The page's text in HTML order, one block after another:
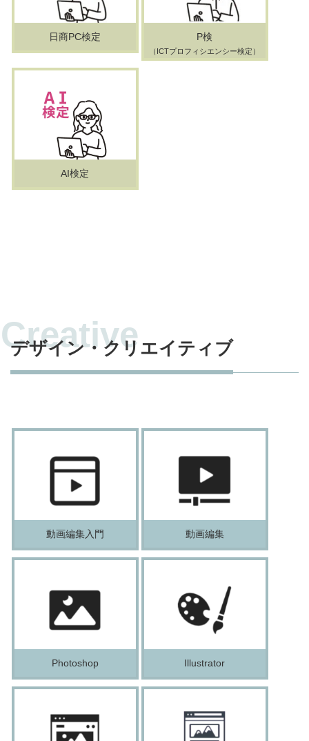
日商PC検定 P検
（ICTプロフィシエンシー検定）
AI検定
デザイン・クリエイティブ
動画編集入門 動画編集
Photoshop Illustrator